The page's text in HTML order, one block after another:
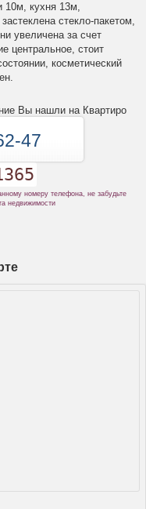
10м, кухня 13м,
стекло-пакетом,
увеличена за счет
центральное, стоит
косметический
Вы нашли на Квартиро
47
номеру телефона, не забудьте
недвижимости